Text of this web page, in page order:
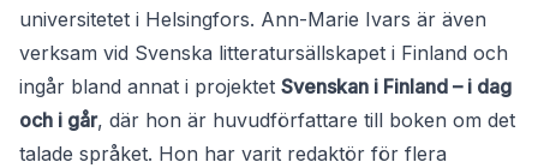
universitetet i Helsingfors. Ann-Marie Ivars är även
verksam vid Svenska litteratursällskapet i Finland och
ingår bland annat i projektet Svenskan i Finland – i dag
och i går, där hon är huvudförfattare till boken om det
talade språket. Hon har varit redaktör för flera